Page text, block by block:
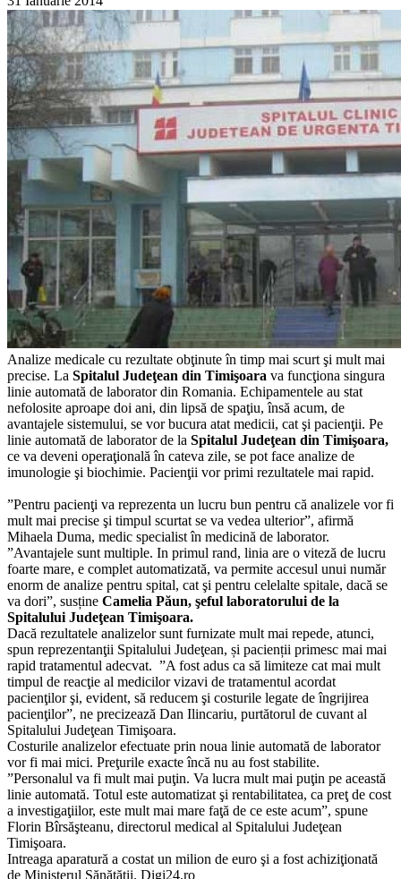
Analize medicale cu rezultate obţinute în timp mai scurt şi mult mai
precise. La Spitalul Judeţean din Timişoara va funcţiona singura
linie automată de laborator din Romania. Echipamentele au stat
nefolosite aproape doi ani, din lipsă de spaţiu, însă acum, de
avantajele sistemului, se vor bucura atat medicii, cat şi pacienţii. Pe
linie automată de laborator de la Spitalul Judeţean din Timişoara,
ce va deveni operaţională în cateva zile, se pot face analize de
imunologie şi biochimie. Pacienţii vor primi rezultatele mai rapid.
”Pentru pacienţi va reprezenta un lucru bun pentru că analizele vor fi
mult mai precise şi timpul scurtat se va vedea ulterior”, afirmă
Mihaela Duma, medic specialist în medicină de laborator.
”Avantajele sunt multiple. In primul rand, linia are o viteză de lucru
foarte mare, e complet automatizată, va permite accesul unui număr
enorm de analize pentru spital, cat şi pentru celelalte spitale, dacă se
va dori”, susține Camelia Păun, şeful laboratorului de la
Spitalului Judeţean Timişoara.
Dacă rezultatele analizelor sunt furnizate mult mai repede, atunci,
spun reprezentanţii Spitalului Judeţean, și pacienții primesc mai mai
rapid tratamentul adecvat. ”A fost adus ca să limiteze cat mai mult
timpul de reacţie al medicilor vizavi de tratamentul acordat
pacienţilor şi, evident, să reducem şi costurile legate de îngrijirea
pacienţilor”, ne precizează Dan Ilincariu, purtătorul de cuvant al
Spitalului Judeţean Timişoara.
Costurile analizelor efectuate prin noua linie automată de laborator
vor fi mai mici. Preţurile exacte încă nu au fost stabilite.
”Personalul va fi mult mai puţin. Va lucra mult mai puţin pe această
linie automată. Totul este automatizat şi rentabilitatea, ca preţ de cost
a investigaţiilor, este mult mai mare faţă de ce este acum”, spune
Florin Bîrsăşteanu, directorul medical al Spitalului Judeţean
Timişoara.
Intreaga aparatură a costat un milion de euro şi a fost achiziţionată
de Ministerul Sănătăţii. Digi24.ro